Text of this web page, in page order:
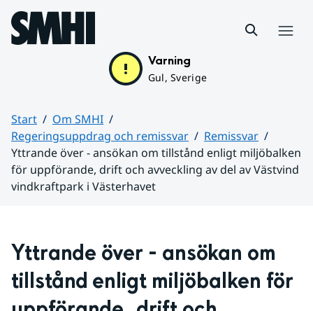
Hoppa till sidans innehåll
Varning
Gul, Sverige
Start
Om SMHI
Regeringsuppdrag och remissvar
Remissvar
Yttrande över - ansökan om tillstånd enligt miljöbalken
för uppförande, drift och avveckling av del av Västvind
vindkraftpark i Västerhavet
Yttrande över - ansökan om
tillstånd enligt miljöbalken för